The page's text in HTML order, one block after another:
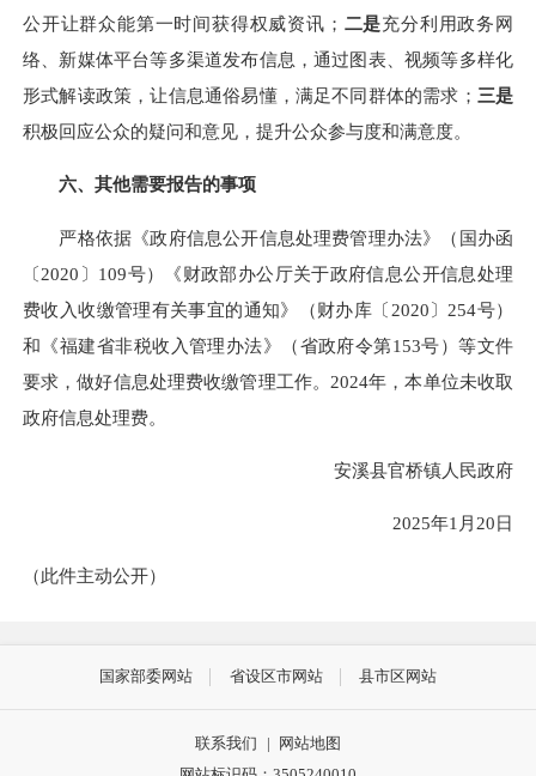
公开让群众能第一时间获得权威资讯； 二是充分利用政务网
络、新媒体平台等多渠道发布信息，通过图表、视频等多样化
形式解读政策，让信息通俗易懂，满足不同群体的需求； 三是
积极回应公众的疑问和意见，提升公众参与度和满意度。
六、其他需要报告的事项
严格依据《政府信息公开信息处理费管理办法》（国办函
〔2020〕109号）《财政部办公厅关于政府信息公开信息处理
费收入收缴管理有关事宜的通知》（财办库〔2020〕254号）
和《福建省非税收入管理办法》（省政府令第153号）等文件
要求，做好信息处理费收缴管理工作。2024年，本单位未收取
政府信息处理费。
安溪县官桥镇人民政府
2025年1月20日
（此件主动公开）
国家部委网站 省设区市网站 县市区网站
联系我们 | 网站地图